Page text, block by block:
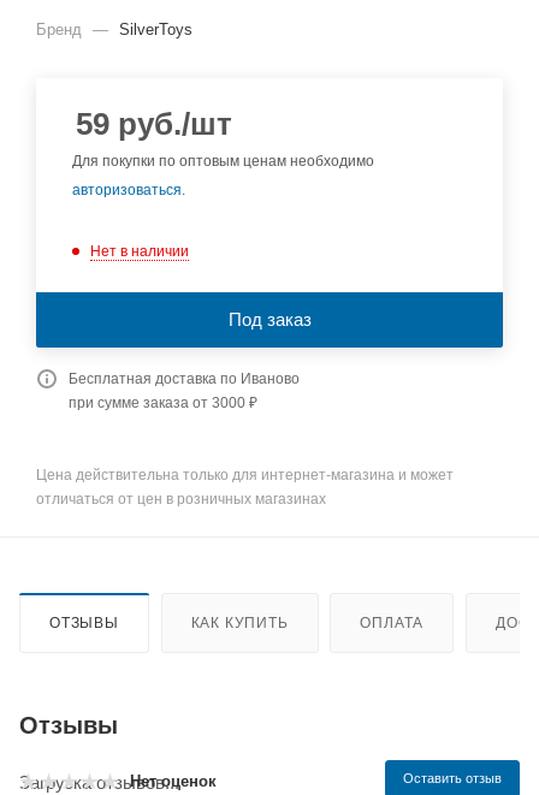
Бренд — SilverToys
59 руб./шт
Для покупки по оптовым ценам необходимо
авторизоваться.
Нет в наличии
Под заказ
Бесплатная доставка по Иваново
при сумме заказа от 3000 ₽
Цена действительна только для интернет-магазина и может
отличаться от цен в розничных магазинах
ОТЗЫВЫ КАК КУПИТЬ ОПЛАТА
Отзывы
Нет оценок Оставить отзыв
Загрузка отзывов...